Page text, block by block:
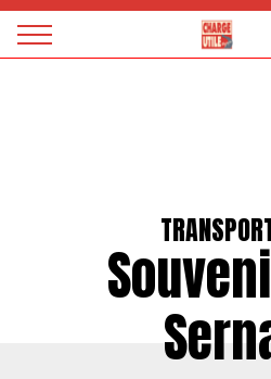
Magazine
Panneau de gestion des cookies